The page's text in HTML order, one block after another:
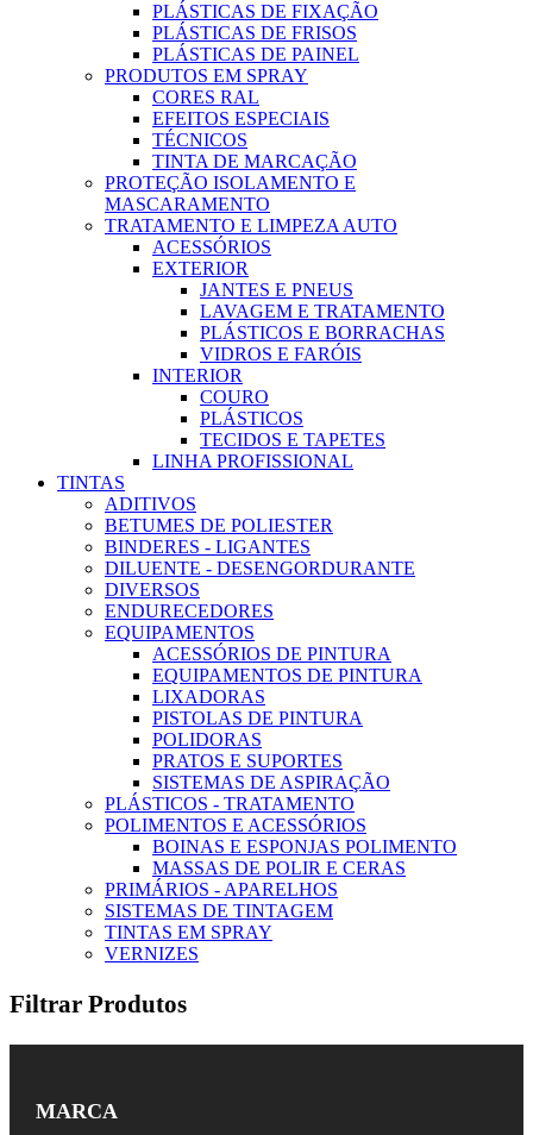
PLÁSTICAS DE FIXAÇÃO
PLÁSTICAS DE FRISOS
PLÁSTICAS DE PAINEL
PRODUTOS EM SPRAY
CORES RAL
EFEITOS ESPECIAIS
TÉCNICOS
TINTA DE MARCAÇÃO
PROTEÇÃO ISOLAMENTO E
MASCARAMENTO
TRATAMENTO E LIMPEZA AUTO
ACESSÓRIOS
EXTERIOR
JANTES E PNEUS
LAVAGEM E TRATAMENTO
PLÁSTICOS E BORRACHAS
VIDROS E FARÓIS
INTERIOR
COURO
PLÁSTICOS
TECIDOS E TAPETES
LINHA PROFISSIONAL
TINTAS
ADITIVOS
BETUMES DE POLIESTER
BINDERES - LIGANTES
DILUENTE - DESENGORDURANTE
DIVERSOS
ENDURECEDORES
EQUIPAMENTOS
ACESSÓRIOS DE PINTURA
EQUIPAMENTOS DE PINTURA
LIXADORAS
PISTOLAS DE PINTURA
POLIDORAS
PRATOS E SUPORTES
SISTEMAS DE ASPIRAÇÃO
PLÁSTICOS - TRATAMENTO
POLIMENTOS E ACESSÓRIOS
BOINAS E ESPONJAS POLIMENTO
MASSAS DE POLIR E CERAS
PRIMÁRIOS - APARELHOS
SISTEMAS DE TINTAGEM
TINTAS EM SPRAY
VERNIZES
Filtrar Produtos
MARCA